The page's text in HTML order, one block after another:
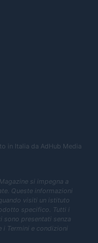
in Italia da AdHub Media
si impegna a
Queste informazioni
visiti un istituto
specifico. Tutti i
presentati senza
i Termini e condizioni